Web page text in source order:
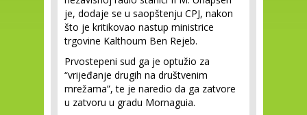
je, dodaje se u saopštenju CPJ, nakon
što je kritikovao nastup ministrice
trgovine Kalthoum Ben Rejeb.
Prvostepeni sud ga je optužio za
“vrijeđanje drugih na društvenim
mrežama”, te je naredio da ga zatvore
u zatvoru u gradu Mornaguia.